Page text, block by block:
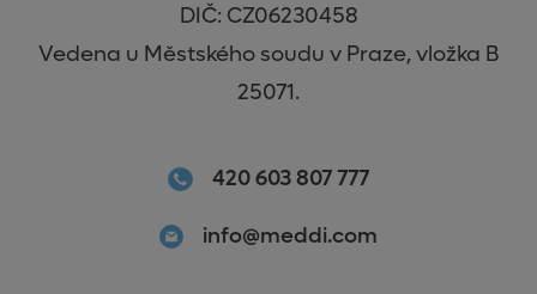
DIČ: CZ06230458
Vedena u Městského soudu v Praze, vložka B
25071.
420 603 807 777
info@meddi.com